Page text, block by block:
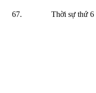
Thời sự thứ 6